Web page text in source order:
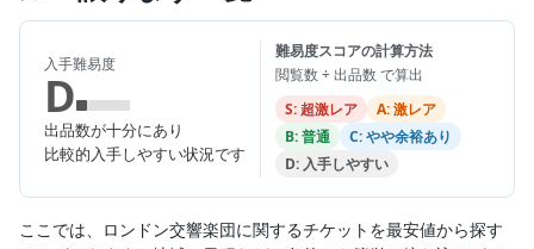
入手難易度
D
出品数が十分にあり
比較的入手しやすい状況です
難易度スコアの計算方法
閲覧数 ÷ 出品数 で算出
S: 超激レア
A: 激レア
B: 普通
C: やや余裕あり
D: 入手しやすい
ここでは、ロンドン交響楽団に関するチケットを最安値から探す